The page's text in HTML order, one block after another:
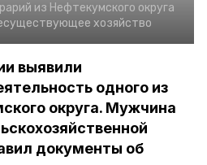
из Нефтекумского округа
хозяйство
выявили
одного из
округа. Мужчина
документы об